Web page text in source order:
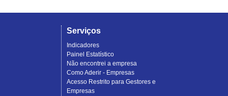
Serviços
Indicadores
Painel Estatístico
Não encontrei a empresa
Como Aderir - Empresas
Acesso Restrito para Gestores e
Empresas